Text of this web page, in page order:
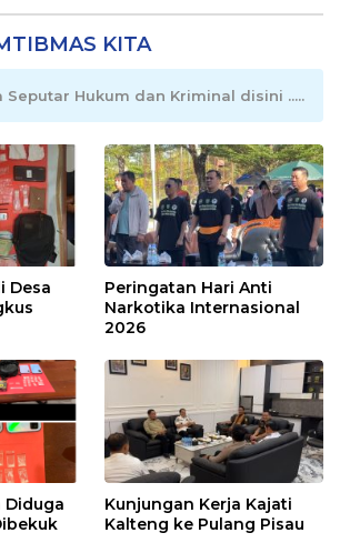
KITA
Seputar Hukum dan Kriminal disini .....
Desa
Peringatan Hari Anti
Narkotika Internasional
2026
Diduga
Kunjungan Kerja Kajati
Kalteng ke Pulang Pisau